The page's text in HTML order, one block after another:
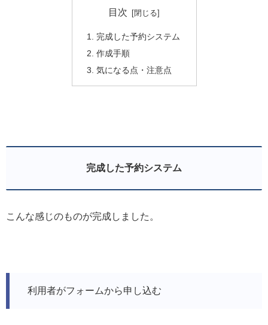
目次
完成した予約システム
作成手順
気になる点・注意点
完成した予約システム
こんな感じのものが完成しました。
利用者がフォームから申し込む